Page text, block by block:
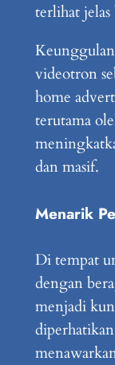
terlihat
videotron
home
terutama
dan masif.
Menarik
Di tempat
dengan
menjadi